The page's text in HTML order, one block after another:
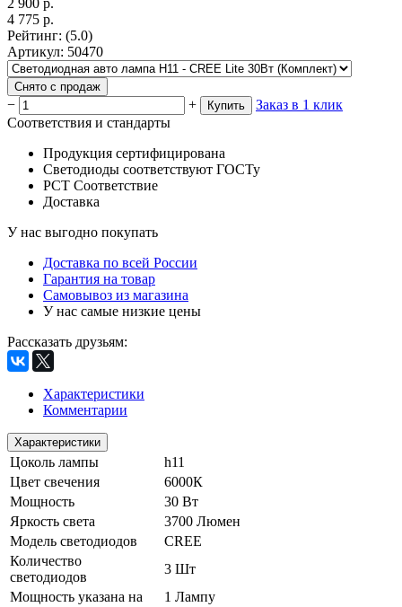
4 775 р.
Рейтинг: (5.0)
Артикул: 50470
Снято с продаж
− + Купить
Заказ в 1 клик
Соответствия и стандарты
Продукция сертифицирована
Светодиоды соответствуют ГОСТу
РСТ Соответствие
Доставка
У нас выгодно покупать
Доставка по всей России
Гарантия на товар
Самовывоз из магазина
У нас самые низкие цены
Рассказать друзьям:
Характеристики
Комментарии
Характеристики
Цоколь лампы
h11
Цвет свечения
6000К
Мощность
30 Вт
Яркость света
3700 Люмен
Модель светодиодов
CREE
Количество
светодиодов
3 Шт
Мощность указана на
1 Лампу